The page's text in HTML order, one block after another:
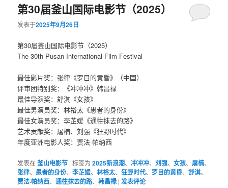
第30届釜山国际电影节（2025）
发表于2025年9月26日
第30届釜山国际电影节（2025）
The 30th Pusan International Film Festival
最佳影片奖：张律《罗目的黄昏》（中国）
评审团特别奖：《冲冲冲》韩昌禄
最佳导演奖：舒淇《女孩》
最佳男演员奖：林裕太《愚者的身份》
最佳女演员奖：李芷媛《通往抹去的路》
艺术贡献奖：屠楠、刘强《狂野时代》
年度亚洲电影人奖：贾法·帕纳西
发表在釜山电影节 |标签为 2025新浪潮、冲冲冲、刘强、女孩、 屠楠、
张律、 愚者的身份、李芷媛、林裕太、狂野时代、 罗目的黄昏、舒淇、
贾法·帕纳西、通往抹去的路、韩昌禄 |发表评论